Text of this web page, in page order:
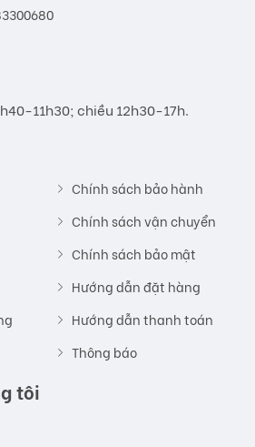
11h30; chiều 12h30-17h.
Chính sách bảo hành
Chính sách vận chuyển
Chính sách bảo mật
Hướng dẫn đặt hàng
Hướng dẫn thanh toán
Thông báo
tôi